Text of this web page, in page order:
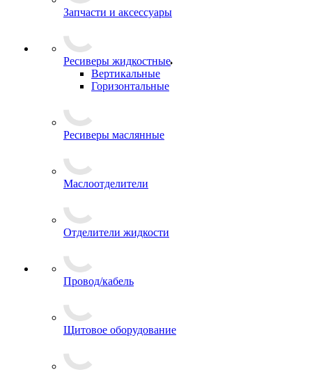
Запчасти и аксессуары
Ресиверы жидкостные
Вертикальные
Горизонтальные
Ресиверы маслянные
Маслоотделители
Отделители жидкости
Провод/кабель
Щитовое оборудование